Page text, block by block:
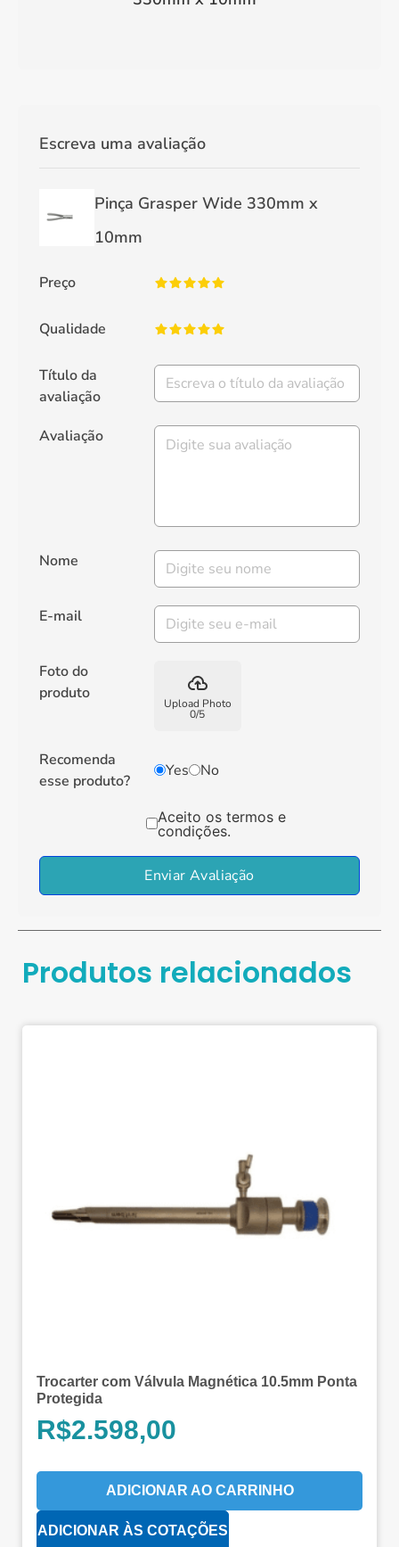
Escreva uma avaliação
Pinça Grasper Wide 330mm x
10mm
Preço
Qualidade
Título da
avaliação
Avaliação
Nome
E-mail
Foto do
produto
backup
Upload Photo
0/5
Recomenda
esse produto?
Yes No
Aceito os termos e
condições.
Enviar Avaliação
Produtos relacionados
Trocarter com Válvula Magnética 10.5mm Ponta
Protegida
R$2.598,00
ADICIONAR AO CARRINHO
ADICIONAR ÀS COTAÇÕES